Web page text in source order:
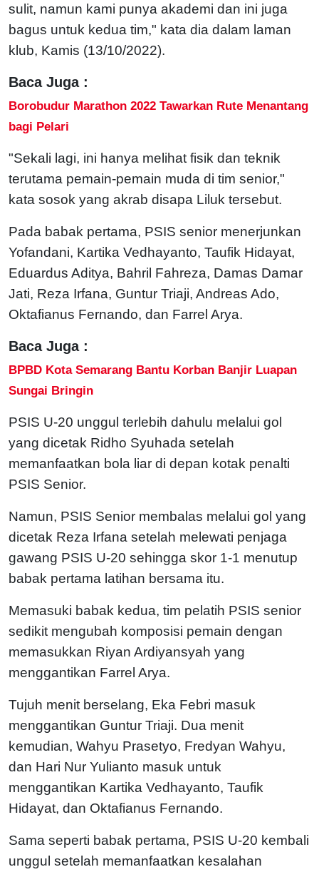
sulit, namun kami punya akademi dan ini juga
bagus untuk kedua tim," kata dia dalam laman
klub, Kamis (13/10/2022).
Baca Juga :
Borobudur Marathon 2022 Tawarkan Rute Menantang
bagi Pelari
"Sekali lagi, ini hanya melihat fisik dan teknik
terutama pemain-pemain muda di tim senior,"
kata sosok yang akrab disapa Liluk tersebut.
Pada babak pertama, PSIS senior menerjunkan
Yofandani, Kartika Vedhayanto, Taufik Hidayat,
Eduardus Aditya, Bahril Fahreza, Damas Damar
Jati, Reza Irfana, Guntur Triaji, Andreas Ado,
Oktafianus Fernando, dan Farrel Arya.
Baca Juga :
BPBD Kota Semarang Bantu Korban Banjir Luapan
Sungai Bringin
PSIS U-20 unggul terlebih dahulu melalui gol
yang dicetak Ridho Syuhada setelah
memanfaatkan bola liar di depan kotak penalti
PSIS Senior.
Namun, PSIS Senior membalas melalui gol yang
dicetak Reza Irfana setelah melewati penjaga
gawang PSIS U-20 sehingga skor 1-1 menutup
babak pertama latihan bersama itu.
Memasuki babak kedua, tim pelatih PSIS senior
sedikit mengubah komposisi pemain dengan
memasukkan Riyan Ardiyansyah yang
menggantikan Farrel Arya.
Tujuh menit berselang, Eka Febri masuk
menggantikan Guntur Triaji. Dua menit
kemudian, Wahyu Prasetyo, Fredyan Wahyu,
dan Hari Nur Yulianto masuk untuk
menggantikan Kartika Vedhayanto, Taufik
Hidayat, dan Oktafianus Fernando.
Sama seperti babak pertama, PSIS U-20 kembali
unggul setelah memanfaatkan kesalahan